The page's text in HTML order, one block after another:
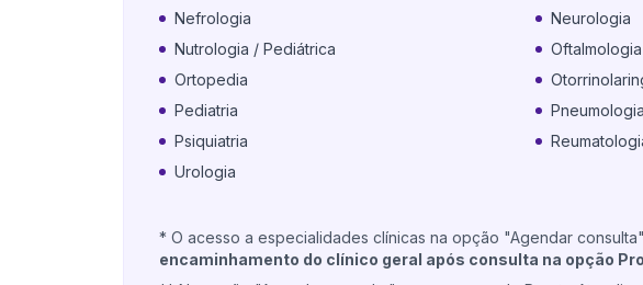
Nefrologia
Neurologia
Nutrologia / Pediátrica
Ortopedia
Pediatria
Psiquiatria
Urologia
* O acesso a especialidades clínicas na opção "Agendar
encaminhamento do clínico geral após consulta na opção